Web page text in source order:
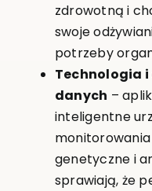
zdrowotną i
swoje
potrzeby
Technologia
danych –
inteligentne
genetyczne i
sprawiają, że